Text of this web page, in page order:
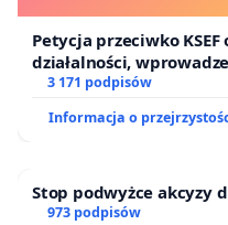
Petycja przeciwko
działalności,
finansowej kluczowych
3 171 podpisów
Informacja o
Stop podwyżce akcyzy
973 podpisów